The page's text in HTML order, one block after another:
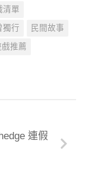
清單
獨行 民間故事
戲推薦
連假